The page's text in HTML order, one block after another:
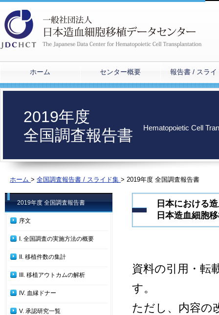
ホーム センター概要 報告書 / スライ
2019年度
全国調査報告書
Hematopoietic Cell
ホーム > 全国調査報告書 / スライド集 > 2019年度 全国調査報告書
2019年度 全国調査報告書
序文
I. 全国調査の実施方法の概要
II. 移植件数の集計
III. 移植アウトカムの解析
IV. 血縁ドナー
V. 承認研究一覧
日本における
日本造血細胞
資料の引用・転
す。
ただし、内容の